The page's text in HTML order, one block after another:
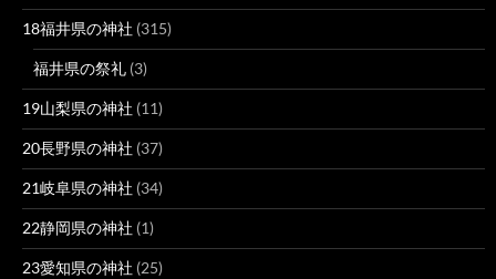
18福井県の神社 (315)
福井県の祭礼 (3)
19山梨県の神社 (11)
20長野県の神社 (37)
21岐阜県の神社 (34)
22静岡県の神社 (1)
23愛知県の神社 (25)